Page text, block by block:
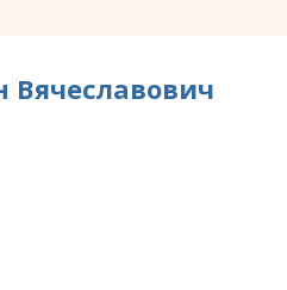
Вячеславович